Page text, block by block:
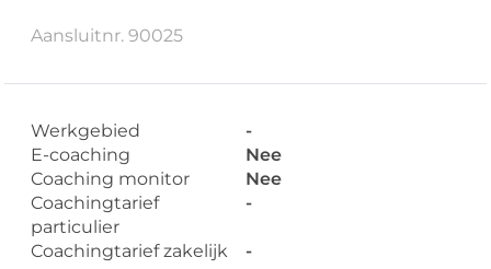
Aansluitnr. 90025
Werkgebied
-
E-coaching
Nee
Coaching monitor
Nee
Coachingtarief
particulier
-
Coachingtarief zakelijk -